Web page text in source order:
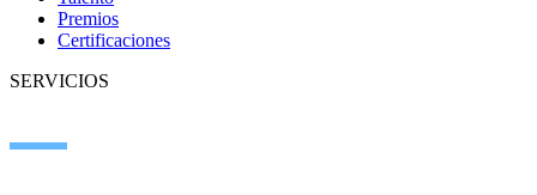
Premios
Certificaciones
SERVICIOS